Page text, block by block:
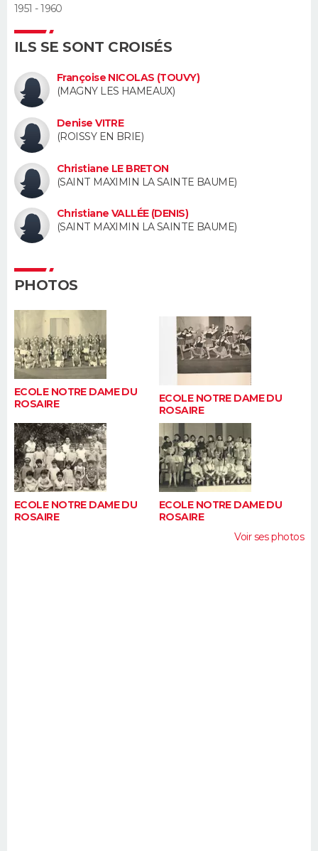
Alimentation
Guide de la santé
Maladies
Médicaments
Sommeil
VOYAGE
GUIDES D'ACHAT
BONS PLANS
CARTE DE VOEUX
Carte de Noël
Carte Bonne année
Carte Saint-Valentin
Carte Pâques
Carte d'anniversaire
DICTIONNAIRE
Dictionnaire
Biographies
Citations
Expressions
Proverbes
PROGRAMME TV
S'inscrire
Se connecter
Lycées
Collèges
Primaires
Universités
Entreprises
Service militaire
Avis de recherche
Bricolage
Lifestyle
Culture
Sport
Auto
Television
Voyage
Cinema
1951 - 1960
ILS SE SONT CROISÉS
Françoise NICOLAS (TOUVY)
(MAGNY LES HAMEAUX)
Denise VITRE
(ROISSY EN BRIE)
Christiane LE BRETON
(SAINT MAXIMIN LA SAINTE BAUME)
Christiane VALLÉE (DENIS)
(SAINT MAXIMIN LA SAINTE BAUME)
PHOTOS
ECOLE NOTRE DAME DU
ROSAIRE
ECOLE NOTRE DAME DU
ROSAIRE
ECOLE NOTRE DAME DU
ROSAIRE
ECOLE NOTRE DAME DU
ROSAIRE
Voir ses photos